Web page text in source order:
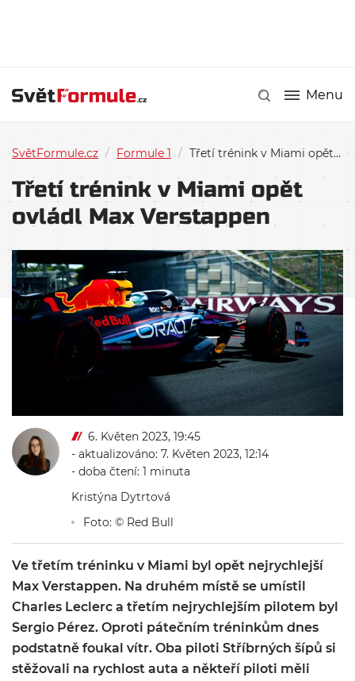
Menu
SvětFormule.cz / Formule 1 / Třetí trénink v Miami opět ovládl Max Verstappen
Třetí trénink v Miami opět
ovládl Max Verstappen
6. Květen 2023, 19:45
- aktualizováno: 7. Květen 2023, 12:14
- doba čtení: 1 minuta
Kristýna Dytrtová
Foto: © Red Bull
Ve třetím tréninku v Miami byl opět nejrychlejší
Max Verstappen. Na druhém místě se umístil
Charles Leclerc a třetím nejrychlejším pilotem byl
Sergio Pérez. Oproti pátečním tréninkům dnes
podstatně foukal vítr. Oba piloti Stříbrných šípů si
stěžovali na rychlost auta a někteří piloti měli